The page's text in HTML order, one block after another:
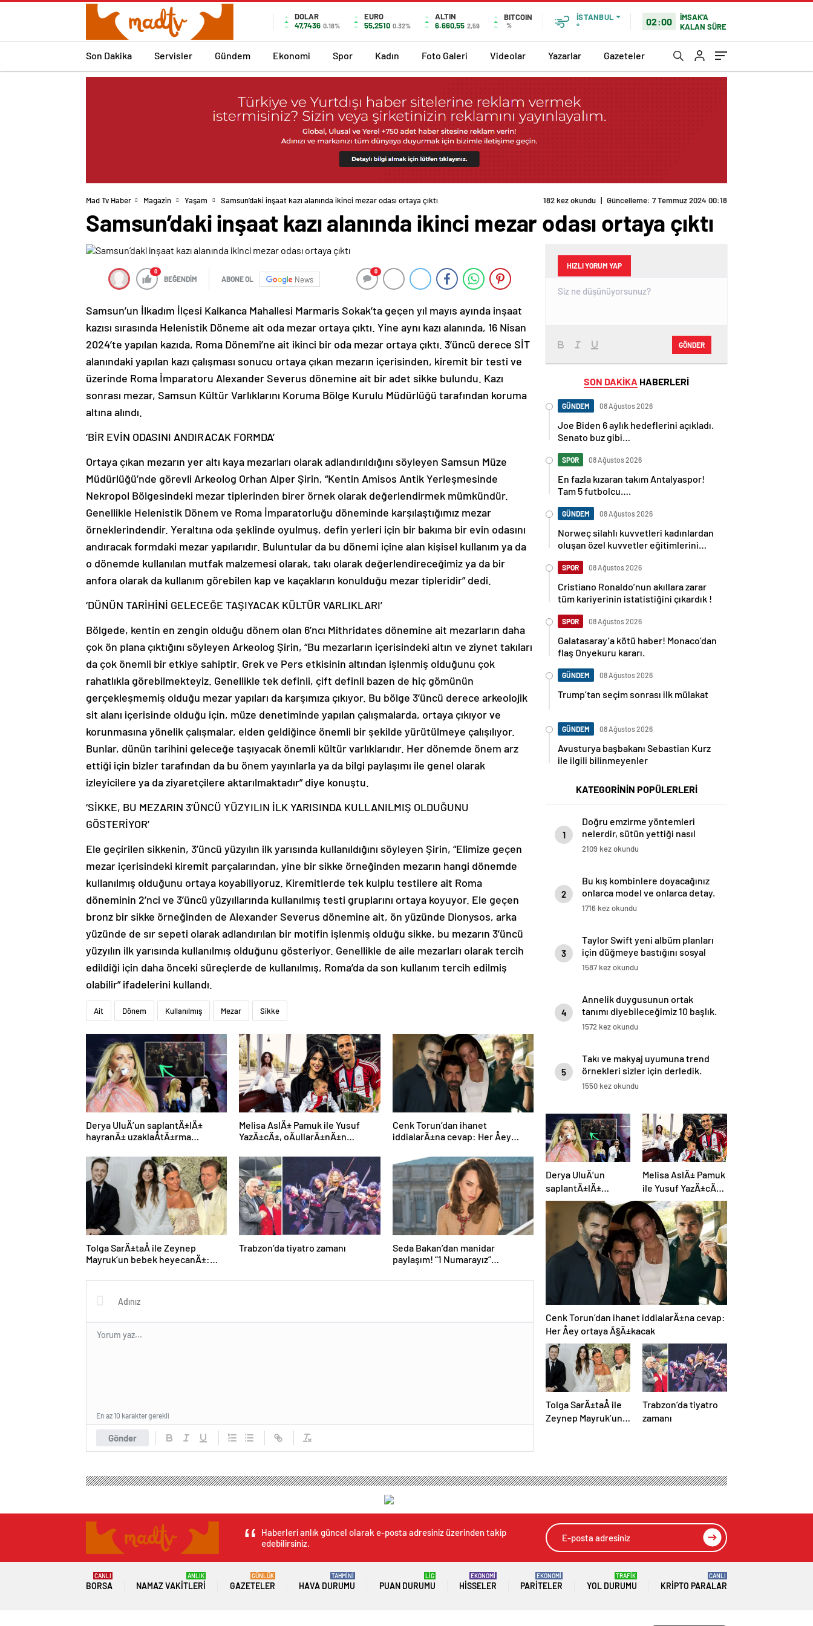
DOLAR
47,7436 0.18%
EURO
55,2510 0.32%
ALTIN
6.660,55 2,59
BITCOIN
%
İSTANBUL
°
02:00
İMSAK'A
KALAN SÜRE
Son Dakika Servisler Gündem Ekonomi Spor Kadın Foto Galeri Videolar Yazarlar Gazeteler
Mad Tv Haber Magazin Yaşam Samsun’daki inşaat kazı alanında ikinci mezar odası ortaya çıktı 182 kez okundu | Güncelleme: 7 Temmuz 2024 00:18
Samsun’daki inşaat kazı alanında ikinci mezar odası ortaya çıktı
0
BEĞENDİM ABONE OL News
0
Samsun’un İlkadım İlçesi Kalkanca Mahallesi Marmaris Sokak’ta geçen yıl mayıs ayında inşaat
kazısı sırasında Helenistik Döneme ait oda mezar ortaya çıktı. Yine aynı kazı alanında, 16 Nisan
2024’te yapılan kazıda, Roma Dönemi’ne ait ikinci bir oda mezar ortaya çıktı. 3’üncü derece SİT
alanındaki yapılan kazı çalışması sonucu ortaya çıkan mezarın içerisinden, kiremit bir testi ve
üzerinde Roma İmparatoru Alexander Severus dönemine ait bir adet sikke bulundu. Kazı
sonrası mezar, Samsun Kültür Varlıklarını Koruma Bölge Kurulu Müdürlüğü tarafından koruma
altına alındı.
‘BİR EVİN ODASINI ANDIRACAK FORMDA’
Ortaya çıkan mezarın yer altı kaya mezarları olarak adlandırıldığını söyleyen Samsun Müze
Müdürlüğü’nde görevli Arkeolog Orhan Alper Şirin, “Kentin Amisos Antik Yerleşmesinde
Nekropol Bölgesindeki mezar tiplerinden birer örnek olarak değerlendirmek mümkündür.
Genellikle Helenistik Dönem ve Roma İmparatorluğu döneminde karşılaştığımız mezar
örneklerindendir. Yeraltına oda şeklinde oyulmuş, defin yerleri için bir bakıma bir evin odasını
andıracak formdaki mezar yapılarıdır. Buluntular da bu dönemi içine alan kişisel kullanım ya da
o dönemde kullanılan mutfak malzemesi olarak, takı olarak değerlendireceğimiz ya da bir
anfora olarak da kullanım görebilen kap ve kaçakların konulduğu mezar tipleridir” dedi.
‘DÜNÜN TARİHİNİ GELECEĞE TAŞIYACAK KÜLTÜR VARLIKLARI’
Bölgede, kentin en zengin olduğu dönem olan 6’ncı Mithridates dönemine ait mezarların daha
çok ön plana çıktığını söyleyen Arkeolog Şirin, “Bu mezarların içerisindeki altın ve ziynet takıları
da çok önemli bir etkiye sahiptir. Grek ve Pers etkisinin altından işlenmiş olduğunu çok
rahatlıkla görebilmekteyiz. Genellikle tek definli, çift definli bazen de hiç gömünün
gerçekleşmemiş olduğu mezar yapıları da karşımıza çıkıyor. Bu bölge 3’üncü derece arkeolojik
sit alanı içerisinde olduğu için, müze denetiminde yapılan çalışmalarda, ortaya çıkıyor ve
korunmasına yönelik çalışmalar, elden geldiğince önemli bir şekilde yürütülmeye çalışılıyor.
Bunlar, dünün tarihini geleceğe taşıyacak önemli kültür varlıklarıdır. Her dönemde önem arz
ettiği için bizler tarafından da bu önem yayınlarla ya da bilgi paylaşımı ile genel olarak
izleyicilere ya da ziyaretçilere aktarılmaktadır” diye konuştu.
‘SİKKE, BU MEZARIN 3’ÜNCÜ YÜZYILIN İLK YARISINDA KULLANILMIŞ OLDUĞUNU
GÖSTERİYOR’
Ele geçirilen sikkenin, 3’üncü yüzyılın ilk yarısında kullanıldığını söyleyen Şirin, “Elimize geçen
mezar içerisindeki kiremit parçalarından, yine bir sikke örneğinden mezarın hangi dönemde
kullanılmış olduğunu ortaya koyabiliyoruz. Kiremitlerde tek kulplu testilere ait Roma
döneminin 2’nci ve 3’üncü yüzyıllarında kullanılmış testi gruplarını ortaya koyuyor. Ele geçen
bronz bir sikke örneğinden de Alexander Severus dönemine ait, ön yüzünde Dionysos, arka
yüzünde de sır sepeti olarak adlandırılan bir motifin işlenmiş olduğu sikke, bu mezarın 3’üncü
yüzyılın ilk yarısında kullanılmış olduğunu gösteriyor. Genellikle de aile mezarları olarak tercih
edildiği için daha önceki süreçlerde de kullanılmış, Roma’da da son kullanım tercih edilmiş
olabilir” ifadelerini kullandı.
Ait Dönem Kullanılmış Mezar Sikke
Derya UluÄ’un saplantÄ±lÄ±
hayranÄ± uzaklaÅtÄ±rma
sÄ±radan konseri izledi
Melisa AslÄ± Pamuk ile Yusuf
YazÄ±cÄ±, oÄullarÄ±nÄ±n
Cenk Torun’dan ihanet
iddialarÄ±na cevap: Her Åey
Tolga SarÄ±taÅ ile Zeynep
Mayruk’un bebek heyecanÄ±:
Trabzon’da tiyatro zamanı
Seda Bakan’dan manidar
paylaşım! “1 Numarayız”
gönderme gündeme bomba gibi
Gönder
En az 10 karakter gerekli
HIZLI YORUM YAP
GÖNDER
SON DAKİKA HABERLERİ
GÜNDEM 08 Ağustos 2026
Joe Biden 6 aylık hedeflerini açıkladı.
Senato buz gibi…
SPOR 08 Ağustos 2026
En fazla kızaran takım Antalyaspor!
Tam 5 futbolcu….
GÜNDEM 08 Ağustos 2026
Norweç silahlı kuvvetleri kadınlardan
oluşan özel kuvvetler eğitimlerini
SPOR 08 Ağustos 2026
Cristiano Ronaldo’nun akıllara zarar
tüm kariyerinin istatistiğini çıkardık !
SPOR 08 Ağustos 2026
Galatasaray’a kötü haber! Monaco’dan
flaş Onyekuru kararı.
GÜNDEM 08 Ağustos 2026
Trump’tan seçim sonrası ilk mülakat
GÜNDEM 08 Ağustos 2026
Avusturya başbakanı Sebastian Kurz
ile ilgili bilinmeyenler
KATEGORİNİN POPÜLERLERİ
1
Doğru emzirme yöntemleri
nelerdir, sütün yettiği nasıl
anlaşılır?
2109 kez okundu
2
Bu kış kombinlere doyacağınız
onlarca model ve onlarca detay.
1716 kez okundu
3
Taylor Swift yeni albüm planları
için düğmeye bastığını sosyal
medyadan duyurdu!
1587 kez okundu
4
Annelik duygusunun ortak
tanımı diyebileceğimiz 10 başlık.
1572 kez okundu
5
Takı ve makyaj uyumuna trend
örnekleri sizler için derledik.
1550 kez okundu
Derya UluÄ’un
saplantÄ±lÄ±
hayranÄ±
uzaklaÅtÄ±rma
kararÄ±nÄ± hiÃ§e
saydÄ±, Ã¶n
sÄ±radan konseri
izledi
Melisa AslÄ± Pamuk
ile Yusuf YazÄ±cÄ±,
oÄullarÄ±nÄ±n
yÃ¼zÃ¼nÃ¼ ilk kez
gÃ¶sterdi
Cenk Torun’dan ihanet iddialarÄ±na cevap:
Her Åey ortaya Ã§Ä±kacak
Tolga SarÄ±taÅ ile
Zeynep Mayruk’un
Trabzon’da tiyatro
zamanı
Haberleri anlık güncel olarak e-posta adresiniz üzerinden takip
edebilirsiniz.
BORSA
CANLI
NAMAZ VAKITLERI
ANLIK
GAZETELER
GÜNLÜK
HAVA DURUMU
TAHMİNİ
PUAN DURUMU
LİG
HISSELER
EKONOMİ
PARITELER
EKONOMİ
YOL DURUMU
TRAFİK
KRIPTO PARALAR
CANLI